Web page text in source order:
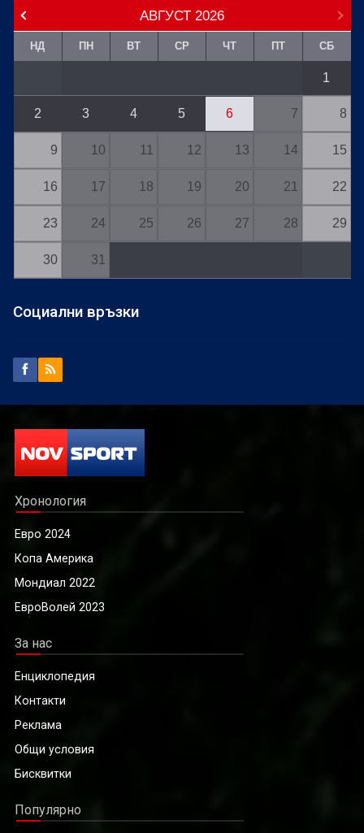
АВГУСТ 2026
НД ПН ВТ СР ЧТ ПТ СБ
1
2 3 4 5 6 7 8
9 10 11 12 13 14 15
16 17 18 19 20 21 22
23 24 25 26 27 28 29
30 31
Социални връзки
Хронология
Евро 2024
Копа Америка
Мондиал 2022
ЕвроВолей 2023
За нас
Енциклопедия
Контакти
Реклама
Общи условия
Бисквитки
Популярно